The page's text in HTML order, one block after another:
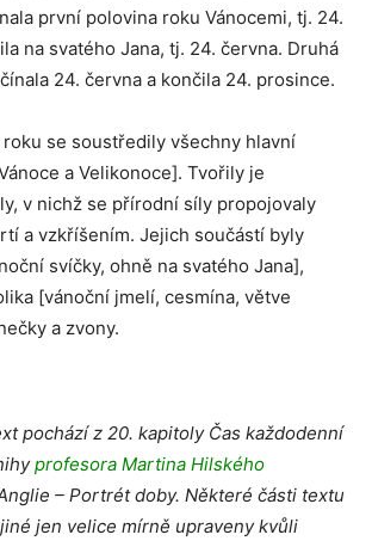
první polovina roku Vánocemi, tj. 24.
na svatého Jana, tj. 24. června. Druhá
24. června a končila 24. prosince.
se soustředily všechny hlavní
a Velikonoce]. Tvořily je
v nichž se přírodní síly propojovaly
a vzkříšením. Jejich součástí byly
svíčky, ohně na svatého Jana],
[vánoční jmelí, cesmína, větve
a zvony.
pochází z 20. kapitoly Čas každodenní
profesora Martina Hilského
– Portrét doby. Některé části textu
jen velice mírně upraveny kvůli